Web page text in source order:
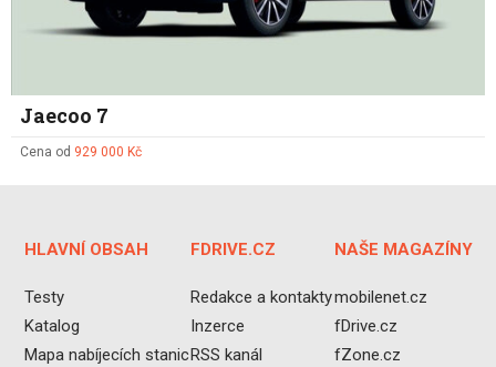
Jaecoo 7
Cena od 929 000 Kč
HLAVNÍ OBSAH
Testy
Katalog
Mapa nabíjecích stanic
FDRIVE.CZ
Redakce a kontakty
Inzerce
RSS kanál
NAŠE MAGAZÍNY
mobilenet.cz
fDrive.cz
fZone.cz